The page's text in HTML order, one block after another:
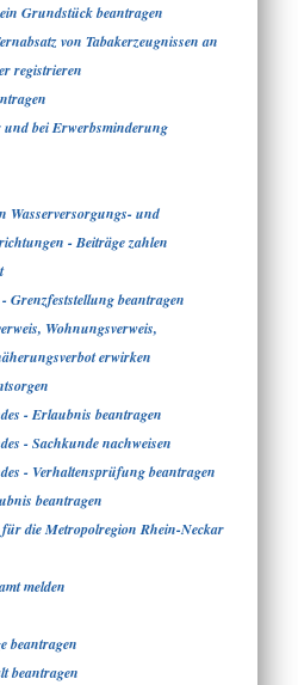
Grundstück beantragen
von Tabakerzeugnissen an
registrieren
bei Erwerbsminderung
Wasserversorgungs- und
- Beiträge zahlen
Grenzfeststellung beantragen
Wohnungsverweis,
erwirken
- Erlaubnis beantragen
- Sachkunde nachweisen
- Verhaltensprüfung beantragen
beantragen
die Metropolregion Rhein-Neckar
melden
beantragen
beantragen